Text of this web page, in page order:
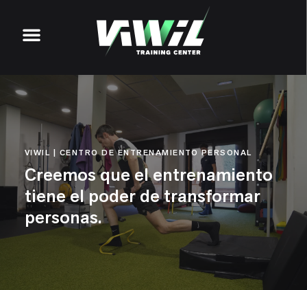
VIWIL | CENTRO DE ENTRENAMIENTO PERSONAL
Creemos que el entrenamiento
tiene el poder de transformar
personas.